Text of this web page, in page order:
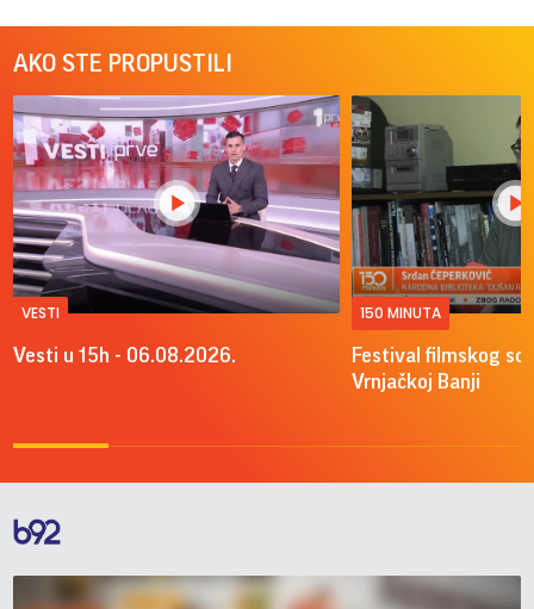
AKO STE PROPUSTILI
VESTI
Vesti u 15h - 06.08.2026.
150 MINUTA
Festival filmskog
Vrnjačkoj Banji